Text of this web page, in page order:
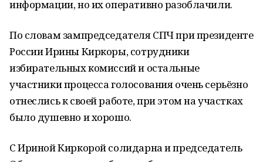
информации, но их оперативно разоблачили.
По словам зампредседателя СПЧ при президенте
России Ирины Киркоры, сотрудники
избирательных комиссий и остальные
участники процесса голосования очень серьёзно
отнеслись к своей работе, при этом на участках
было душевно и хорошо.
С Ириной Киркорой солидарна и председатель